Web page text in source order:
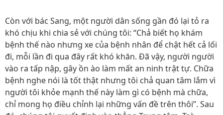
Còn với bác Sang, một người dân sống gần đó lại tỏ ra
khó chịu khi chia sẻ với chúng tôi: “Chả biết họ khám
bệnh thế nào nhưng xe của bệnh nhân để chật hết cả lối
đi, mỗi lần đi qua đây rất khó khăn. Đã vậy, người người
vào ra tấp nập, gây ồn ào làm mất an ninh trật tự. Chữa
bệnh nghe nói là tốt thật nhưng tôi chả quan tâm lắm vì
người tôi khỏe mạnh thế này làm gì có bệnh mà chữa,
chỉ mong họ điều chỉnh lại những vấn đề trên thôi”. Sau